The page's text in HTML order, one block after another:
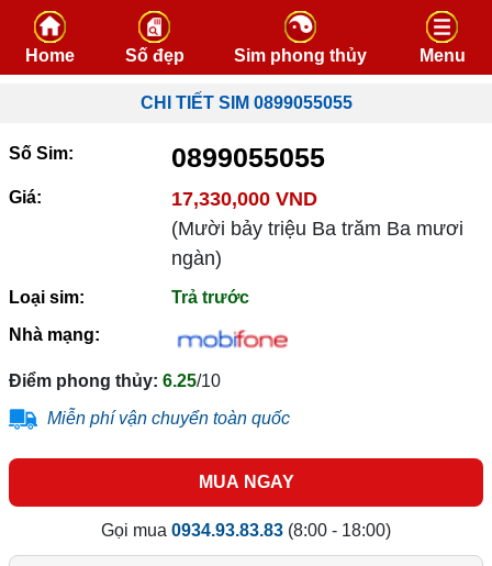
Skip to content
Home Số đẹp Sim phong thủy Menu
CHI TIẾT SIM 0899055055
Số Sim: 0899055055
Giá:
17,330,000 VND
(Mười bảy triệu Ba trăm Ba mươi
ngàn)
Loại sim:
Trả trước
Nhà mạng:
Điểm phong thủy: 6.25/10
Miễn phí vận chuyển toàn quốc
MUA NGAY
Gọi mua 0934.93.83.83 (8:00 - 18:00)